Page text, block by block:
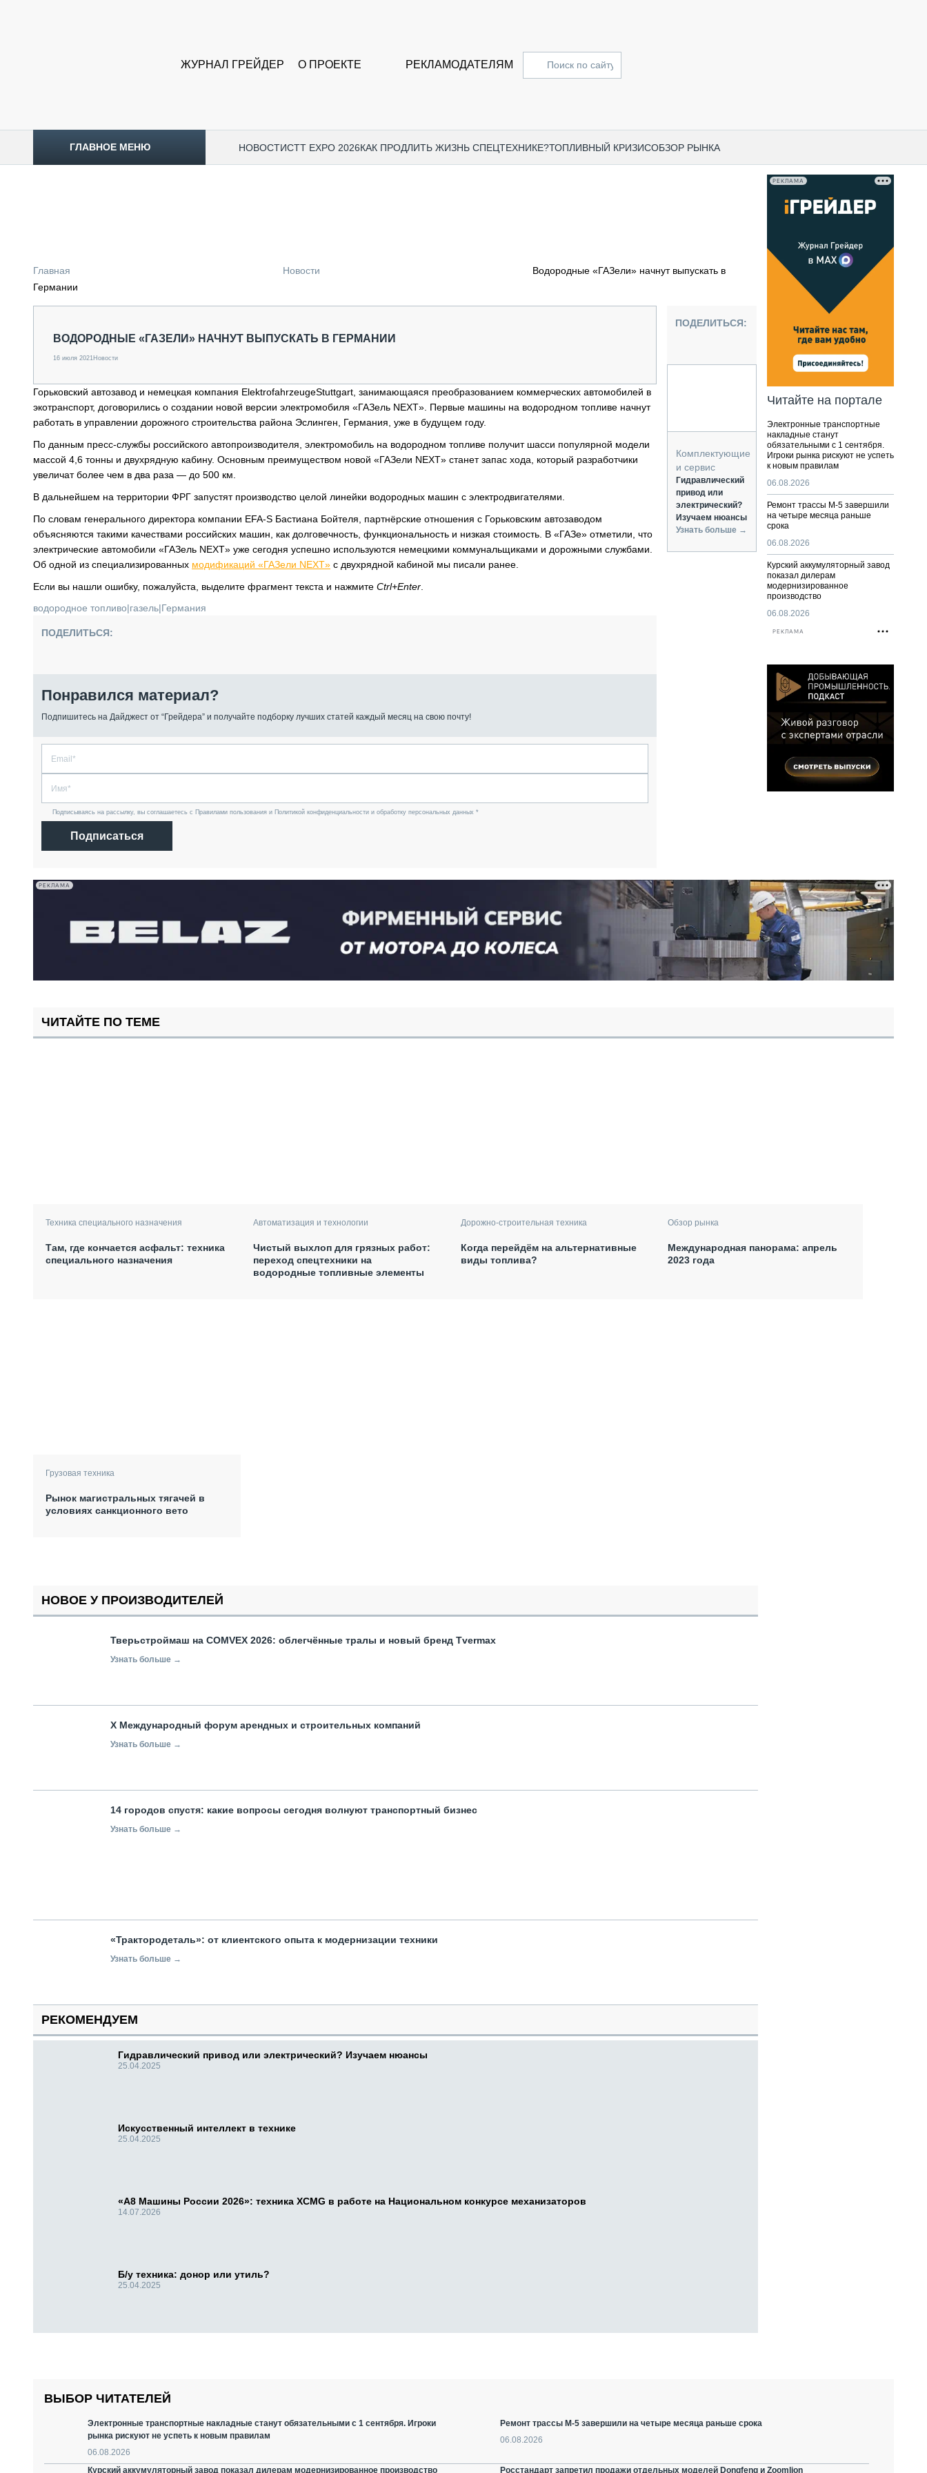
ЖУРНАЛ ГРЕЙДЕР О ПРОЕКТЕ РЕКЛАМОДАТЕЛЯМ
ГЛАВНОЕ МЕНЮ НОВОСТИCTT EXPO 2026КАК ПРОДЛИТЬ ЖИЗНЬ СПЕЦТЕХНИКЕ?ТОПЛИВНЫЙ КРИЗИСОБЗОР РЫНКА
ОБЗОР РЫНКА
ГРУЗОПЕРЕВОЗКИ
ИСПЫТАТЕЛИ
ТЕХНОЛОГИИ
ДОРОЖНАЯ ИНДУСТРИЯ
СЕРВИСМЕНЫ
ПОДЪЁМНАЯ ТЕХНИКА
ПАССАЖИРСКИЙ ТРАНСПОРТ
КАРЬЕРНАЯ ТЕХНИКА
ЛОГИСТИКА И СКЛАД
КОМПЛЕКТУЮЩИЕ И СЕРВИС
Главная Новости
Водородные «ГАЗели» начнут выпускать в
Германии
ВОДОРОДНЫЕ «ГАЗЕЛИ» НАЧНУТ ВЫПУСКАТЬ В ГЕРМАНИИ
16 июля 2021Новости
Горьковский автозавод и немецкая компания ElektrofahrzeugeStuttgart, занимающаяся преобразованием коммерческих автомобилей в
экотранспорт, договорились о создании новой версии электромобиля «ГАЗель NEXT». Первые машины на водородном топливе начнут
работать в управлении дорожного строительства района Эслинген, Германия, уже в будущем году.
По данным пресс-службы российского автопроизводителя, электромобиль на водородном топливе получит шасси популярной модели
массой 4,6 тонны и двухрядную кабину. Основным преимуществом новой «ГАЗели NEXT» станет запас хода, который разработчики
увеличат более чем в два раза — до 500 км.
В дальнейшем на территории ФРГ запустят производство целой линейки водородных машин с электродвигателями.
По словам генерального директора компании EFA-S Бастиана Бойтеля, партнёрские отношения с Горьковским автозаводом
объясняются такими качествами российских машин, как долговечность, функциональность и низкая стоимость. В «ГАЗе» отметили, что
электрические автомобили «ГАЗель NEXT» уже сегодня успешно используются немецкими коммунальщиками и дорожными службами.
Об одной из специализированных модификаций «ГАЗели NEXT» с двухрядной кабиной мы писали ранее.
Если вы нашли ошибку, пожалуйста, выделите фрагмент текста и нажмите Ctrl+Enter
водородное топливо|газель|Германия
ПОДЕЛИТЬСЯ:
Понравился материал?
Подпишитесь на Дайджест от “Грейдера” и получайте подборку лучших статей каждый месяц на свою почту!
Подписываясь на рассылку, вы соглашаетесь с Правилами пользования и Политикой конфиденциальности и обработку персональных данных *
Подписаться
ПОДЕЛИТЬСЯ:
Комплектующие
и сервис
Гидравлический
привод или
электрический?
Изучаем нюансы
Узнать больше →
РЕКЛАМА
Читайте на портале
Электронные транспортные
накладные станут
обязательными с 1 сентября.
Игроки рынка рискуют не успеть
к новым правилам
06.08.2026
Ремонт трассы М-5 завершили
на четыре месяца раньше
срока
06.08.2026
Курский аккумуляторный завод
показал дилерам
модернизированное
производство
06.08.2026
РЕКЛАМА
РЕКЛАМА
ЧИТАЙТЕ ПО ТЕМЕ
Техника специального назначения
Там, где кончается асфальт: техника
специального назначения
Автоматизация и технологии
Чистый выхлоп для грязных работ:
переход спецтехники на
водородные топливные элементы
Дорожно-строительная техника
Когда перейдём на альтернативные
виды топлива?
Обзор рынка
Международная панорама: апрель
2023 года
Грузовая техника
Рынок магистральных тягачей в
условиях санкционного вето
НОВОЕ У ПРОИЗВОДИТЕЛЕЙ
Тверьстроймаш на COMVEX 2026: облегчённые тралы и новый бренд Tvermax
Узнать больше →
X Международный форум арендных и строительных компаний
Узнать больше →
14 городов спустя: какие вопросы сегодня волнуют транспортный бизнес
Узнать больше →
«Трактородеталь»: от клиентского опыта к модернизации техники
Узнать больше →
РЕКОМЕНДУЕМ
Гидравлический привод или электрический? Изучаем нюансы
25.04.2025
Искусственный интеллект в технике
25.04.2025
«А8 Машины России 2026»: техника XCMG в работе на Национальном конкурсе механизаторов
14.07.2026
Б/у техника: донор или утиль?
25.04.2025
ВЫБОР ЧИТАТЕЛЕЙ
Электронные транспортные накладные станут обязательными с 1 сентября. Игроки
рынка рискуют не успеть к новым правилам
06.08.2026
Ремонт трассы М-5 завершили на четыре месяца раньше срока
06.08.2026
Курский аккумуляторный завод показал дилерам модернизированное производство Росстандарт запретил продажи отдельных моделей Dongfeng и Zoomlion